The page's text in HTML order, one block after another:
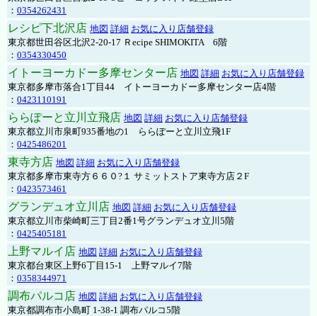
： 0354262431
レシピ下北沢店 地図 詳細 お気に入り店舗登録
東京都世田谷区北沢2-20-17 Ｒecipe SHIMOKITA 6階
： 0354330450
イトーヨーカドー多摩センター店 地図 詳細 お気に入り店舗登録
東京都多摩市落合1丁目44 イトーヨーカドー多摩センター店4階
： 0423110191
ららぽーと立川立飛店 地図 詳細 お気に入り店舗登録
東京都立川市泉町935番地の1 ららぽーと立川立飛1F
： 0425486201
東寺方店 地図 詳細 お気に入り店舗登録
東京都多摩市東寺方６６０?１ サミットストア東寺方店２F
： 0423573461
グランデュオ立川店 地図 詳細 お気に入り店舗登録
東京都立川市柴崎町三丁目2番1号グランデュオ立川5階
： 0425405181
上野マルイ店 地図 詳細 お気に入り店舗登録
東京都台東区上野6丁目15-1 上野マルイ7階
： 0358344971
調布パルコ店 地図 詳細 お気に入り店舗登録
東京都調布市小島町 1-38-1 調布パルコ5階